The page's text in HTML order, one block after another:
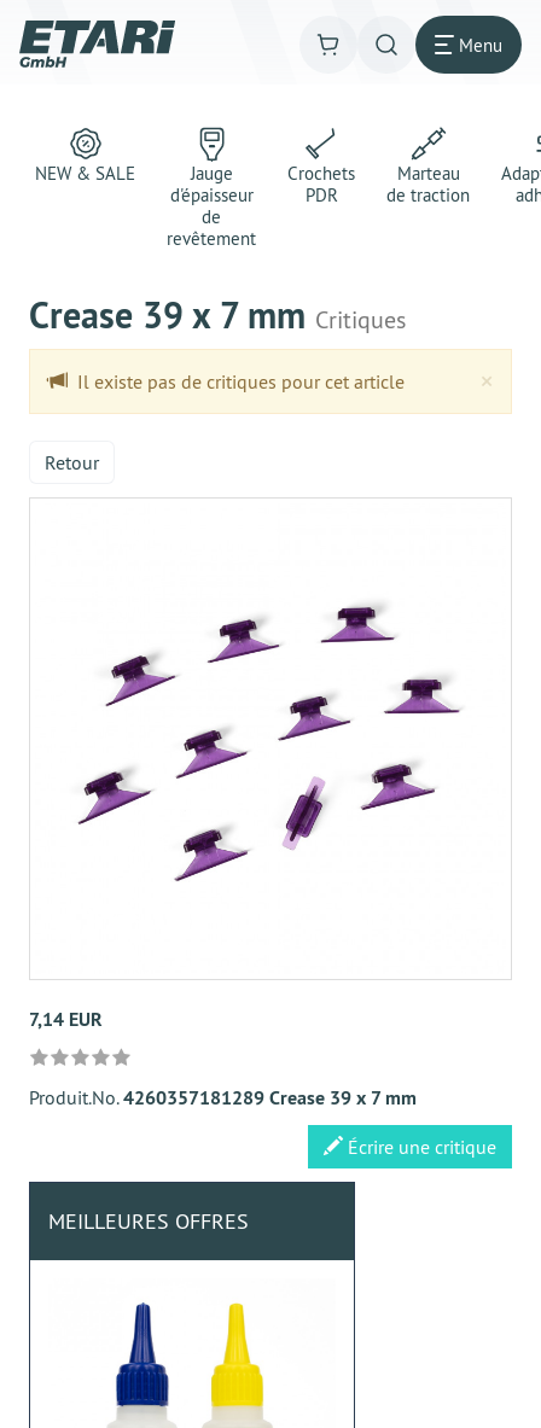
Menu
NEW & SALE
Jauge
d'épaisseur
de
revêtement
Crochets
PDR
Marteau
de traction
Crease 39 x 7 mm Critiques
×
Il existe pas de critiques pour cet article
Retour
7,14 EUR
Produit.No.4260357181289 Crease 39 x 7 mm
Écrire une critique
MEILLEURES OFFRES